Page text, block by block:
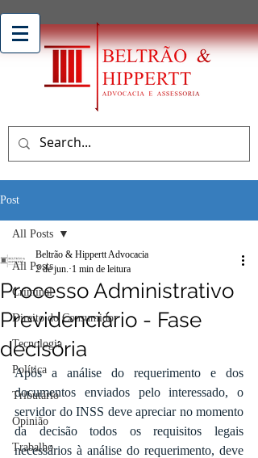
Post
All Posts
Criminal
Direito do Consumidor
Tecnologia
Política
Tributário
Opinião
Trabalho
All Posts
Processo Administrativo
Previdenciário - Fase
decisória
Beltrão & Hippertt Advocacia
2 de jun. 1 min de leitura
Após a análise do requerimento e dos
documentos enviados pelo interessado, o
servidor do INSS deve apreciar no momento
da decisão todos os requisitos legais
necessários à análise do requerimento, deve